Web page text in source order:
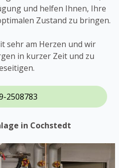
und helfen Ihnen, Ihre
Zustand zu bringen.
sehr am Herzen und wir
in kurzer Zeit und zu
2508783
in Cochstedt